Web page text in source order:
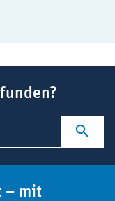
– mit